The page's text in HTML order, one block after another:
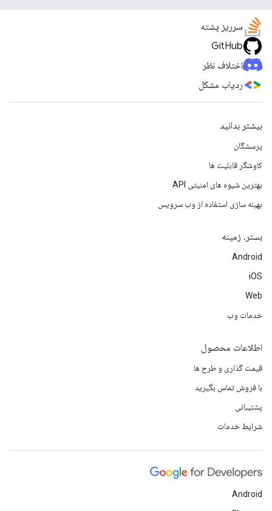
سرریز پشته
GitHub
اختلاف نظر
ردیاب مشکل
بیشتر بدانید
پرسشگان
کاوشگر قابلیت ها
بهترین شیوه های امنیتی API
بهینه سازی استفاده از وب سرویس
بستر، زمینه
Android
iOS
Web
خدمات وب
اطلاعات محصول
قیمت گذاری و طرح ها
با فروش تماس بگیرید
پشتیبانی
شرایط خدمات
Android